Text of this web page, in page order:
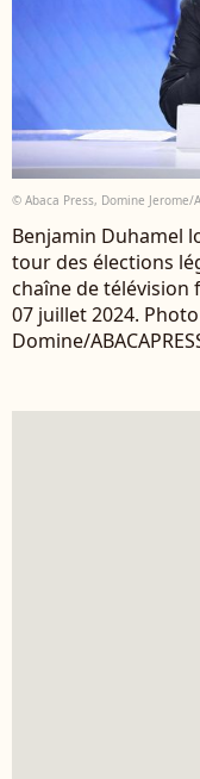
© Abaca Press, Domine Jerome/
Benjamin Duhamel
tour des élections
chaîne de télévision
07 juillet 2024.
Domine/